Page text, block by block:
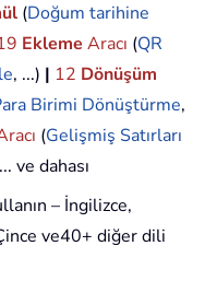
(Doğum tarihine
Ekleme Aracı (QR
, ...) | 12 Dönüşüm
Birimi Dönüştürme,
(Gelişmiş Satırları
... ve dahası
– İngilizce,
ve40+ diğer dili